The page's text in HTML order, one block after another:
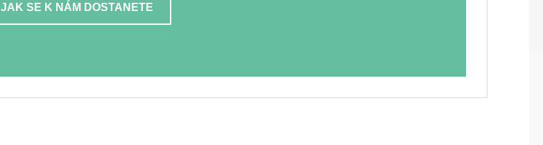
JAK SE K NÁM DOSTANETE